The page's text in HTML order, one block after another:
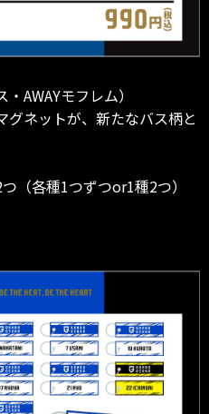
AWAYモフレム）
グネットが、新たなバス柄と
（各種1つずつor1種2つ）